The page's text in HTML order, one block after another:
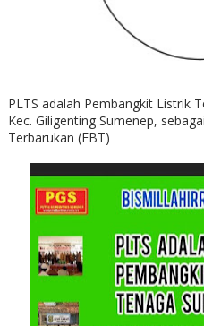
PLTS adalah Pembangkit Listrik
Kec. Giligenting Sumenep,
Terbarukan (EBT)